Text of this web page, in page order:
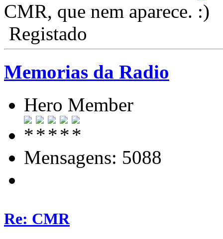
CMR, que nem aparece.
Registado
Memorias da Radio
Hero Member
Mensagens: 5088
Re: CMR